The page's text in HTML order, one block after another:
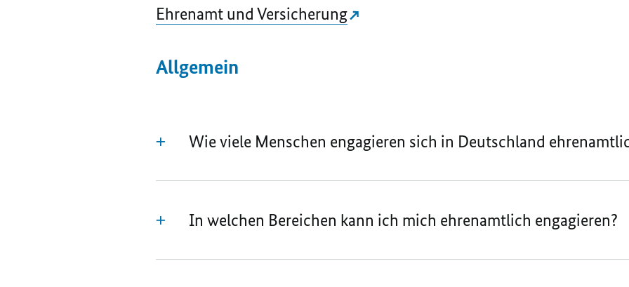
Ehrenamt und Versicherung
Allgemein
Wie viele Menschen engagieren sich in Deutschland
In welchen Bereichen kann ich mich ehrenamtlich engagieren?